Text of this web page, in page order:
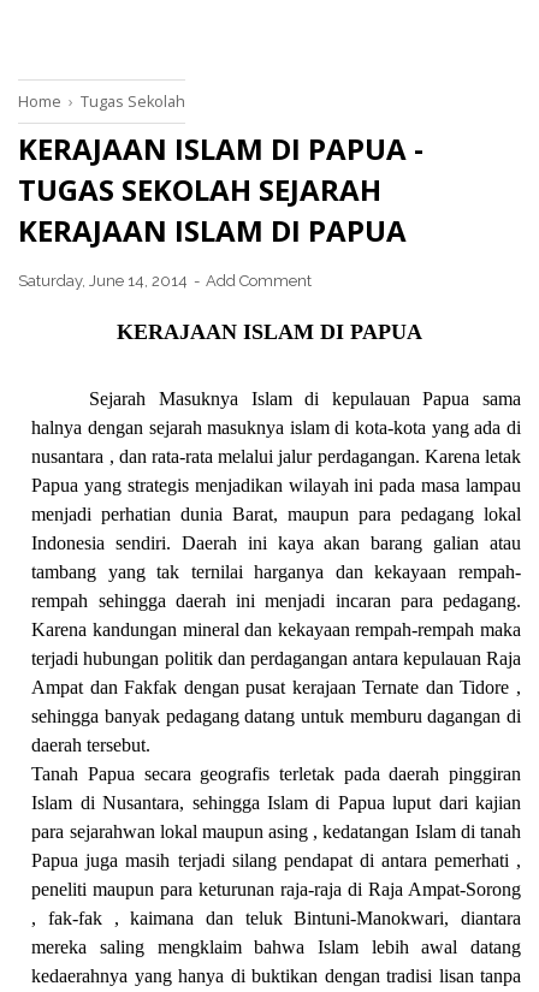
Home › Tugas Sekolah
KERAJAAN ISLAM DI PAPUA -
TUGAS SEKOLAH SEJARAH
KERAJAAN ISLAM DI PAPUA
Saturday, June 14, 2014 Add Comment
KERAJAAN ISLAM DI PAPUA
Sejarah Masuknya Islam di kepulauan Papua sama
halnya dengan sejarah masuknya islam di kota-kota yang ada di
nusantara , dan rata-rata melalui jalur perdagangan. Karena letak
Papua yang strategis menjadikan wilayah ini pada masa lampau
menjadi perhatian dunia Barat, maupun para pedagang lokal
Indonesia sendiri. Daerah ini kaya akan barang galian atau
tambang yang tak ternilai harganya dan kekayaan rempah-
rempah sehingga daerah ini menjadi incaran para pedagang.
Karena kandungan mineral dan kekayaan rempah-rempah maka
terjadi hubungan politik dan perdagangan antara kepulauan Raja
Ampat dan Fakfak dengan pusat kerajaanTernate dan Tidore ,
sehingga banyak pedagang datang untuk memburu dagangan di
daerah tersebut.
Tanah Papua secara geografis terletak pada daerah pinggiran
Islam diNusantara, sehingga Islam di Papua luput dari kajian
para sejarahwan lokal maupun asing , kedatangan Islam di tanah
Papua juga masih terjadi silang pendapat di antara pemerhati ,
peneliti maupun para keturunan raja-raja di Raja Ampat-Sorong
, fak-fak , kaimana dan teluk Bintuni-Manokwari, diantara
mereka saling mengklaim bahwa Islam lebih awal datang
kedaerahnya yang hanya di buktikan dengan tradisi lisan tanpa